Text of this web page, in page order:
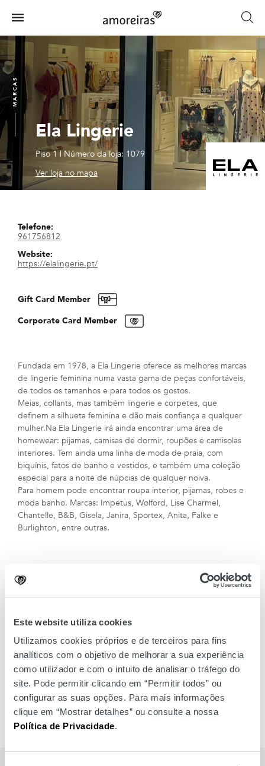
Este website utiliza cookies
Utilizamos cookies próprios e de terceiros para fins
analíticos com o objetivo de melhorar a sua experiência
como utilizador e com o intuito de analisar o tráfego do
site. Pode permitir clicando em “Permitir todos” ou
configurar as suas opções. Para mais informações
clique em “Mostrar detalhes” ou consulte a nossa
Política de Privacidade.
main
content
Home
Menu
Ela Lingerie
Piso 1| Número da loja: 1079
Ver loja no mapa
MARCAS
Telefone:
961756812
Website:
https://elalingerie.pt/
Gift Card Member
Corporate Card Member
Fundada em 1978, a Ela Lingerie oferece as melhores marcas
de lingerie feminina numa vasta gama de peças confortáveis,
de todos os tamanhos e para todos os gostos.
Meias, collants, mas também lingerie e corpetes, que
definem a silhueta feminina e dão mais confiança a qualquer
mulher.Na Ela Lingerie irá ainda encontrar uma área de
homewear: pijamas, camisas de dormir, roupões e camisolas
interiores. Tem ainda uma linha de moda de praia, com
biquínis, fatos de banho e vestidos, e também uma coleção
especial para a noite de núpcias de qualquer noiva.
Para homem pode encontrar roupa interior, pijamas, robes e
moda banho. Marcas: Impetus, Wolford, Lise Charmel,
Chantelle, B&B, Gisela, Janira, Sportex, Anita, Falke e
Burlighton, entre outras.